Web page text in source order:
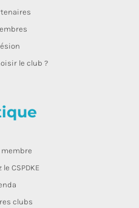
le club ?
membre
CSPDKE
clubs